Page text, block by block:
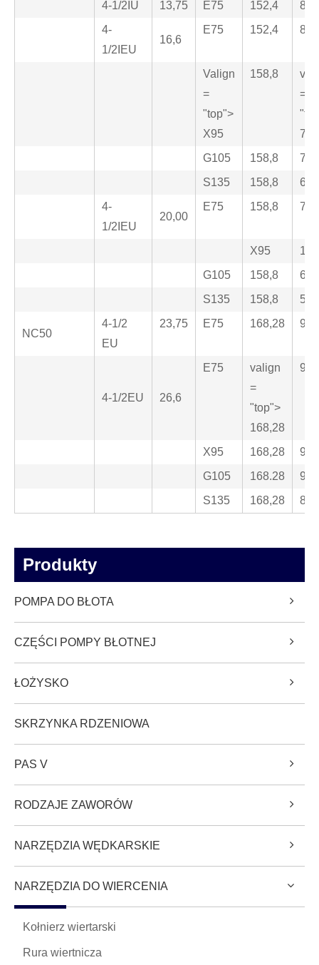
4-1/2IU 13,75 E75 152,4
4-
1/2IEU
16,6
E75 152,4
Valign
=
"top">
X95
158,8
=
G105
158,8
S135
158,8
4-
1/2IEU
20,00
E75 158,8
X95
G105
158,8
S135
158,8
NC50
4-1/2
EU
23,75 E75 168,28
4-1/2EU 26,6
E75
valign
=
"top">
168,28
X95 168,28
G105
168.28
S135
168,28
Produkty
POMPA DO BŁOTA
CZĘŚCI POMPY BŁOTNEJ
ŁOŻYSKO
SKRZYNKA RDZENIOWA
PAS V
RODZAJE ZAWORÓW
NARZĘDZIA WĘDKARSKIE
NARZĘDZIA DO WIERCENIA
Kołnierz wiertarski
Rura wiertnicza